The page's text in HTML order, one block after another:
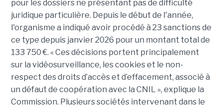
pour les dossiers ne présentant pas de difficulté
juridique particulière. Depuis le début de l'année,
l'organisme a indiqué avoir procédé à 23 sanctions de
ce type depuis janvier 2026 pour un montant total de
133 750 €. « Ces décisions portent principalement
sur la vidéosurveillance, les cookies et le non-
respect des droits d’accès et d’effacement, associé à
un défaut de coopération avec la CNIL », explique la
Commission. Plusieurs sociétés intervenant dans le